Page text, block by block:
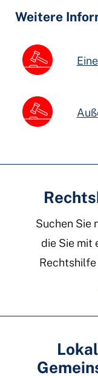
Weitere
Suchen Sie
die Sie mit